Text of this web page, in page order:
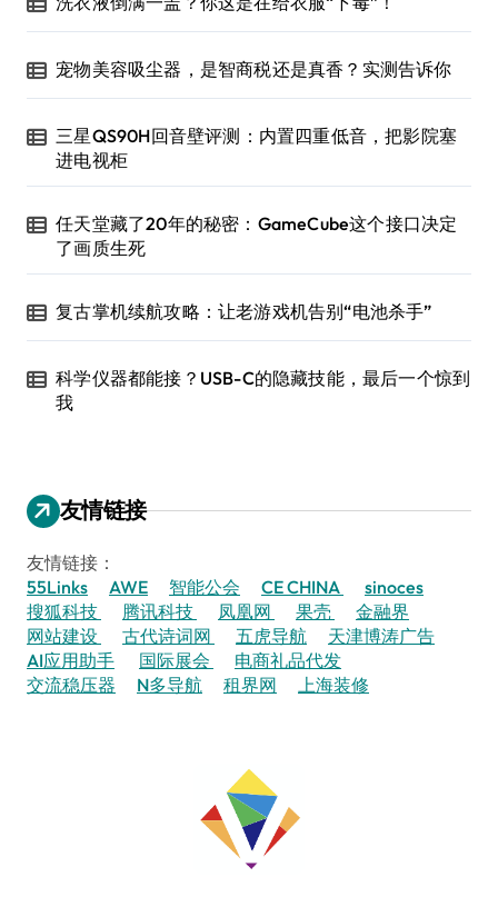
宠物美容吸尘器，是智商税还是真香？实测告诉你
三星QS90H回音壁评测：内置四重低音，把影院塞
进电视柜
任天堂藏了20年的秘密：GameCube这个接口决定
了画质生死
复古掌机续航攻略：让老游戏机告别“电池杀手”
科学仪器都能接？USB-C的隐藏技能，最后一个惊到
我
友情链接
友情链接：
55Links
AWE 智能公会 CE CHINA
sinoces
搜狐科技
腾讯科技 凤凰网 果壳
金融界
网站建设
古代诗词网 五虎导航
天津博涛广告
AI应用助手
国际展会
电商礼品代发
交流稳压器
N多导航 租界网 上海装修